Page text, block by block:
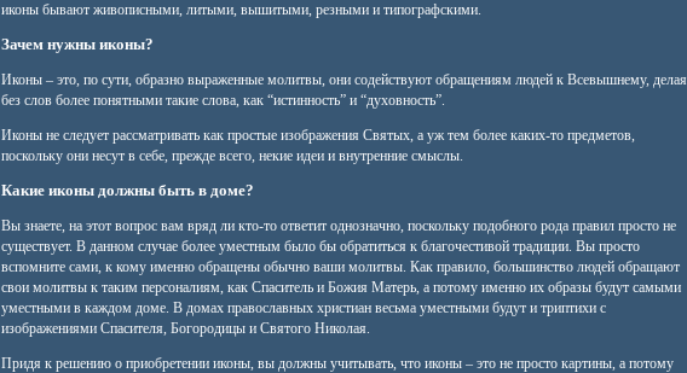
иконы бывают живописными, литыми, вышитыми, резными и типографскими.
Зачем нужны иконы?
Иконы – это, по сути, образно выраженные молитвы, они содействуют обращениям людей к Всевышнему, делая
без слов более понятными такие слова, как “истинность” и “духовность”.
Иконы не следует рассматривать как простые изображения Святых, а уж тем более каких-то предметов,
поскольку они несут в себе, прежде всего, некие идеи и внутренние смыслы.
Какие иконы должны быть в доме?
Вы знаете, на этот вопрос вам вряд ли кто-то ответит однозначно, поскольку подобного рода правил просто не
существует. В данном случае более уместным было бы обратиться к благочестивой традиции. Вы просто
вспомните сами, к кому именно обращены обычно ваши молитвы. Как правило, большинство людей обращают
свои молитвы к таким персоналиям, как Спаситель и Божия Матерь, а потому именно их образы будут самыми
уместными в каждом доме. В домах православных христиан весьма уместными будут и триптихи с
изображениями Спасителя, Богородицы и Святого Николая.
Придя к решению о приобретении иконы, вы должны учитывать, что иконы – это не просто картины, а потому